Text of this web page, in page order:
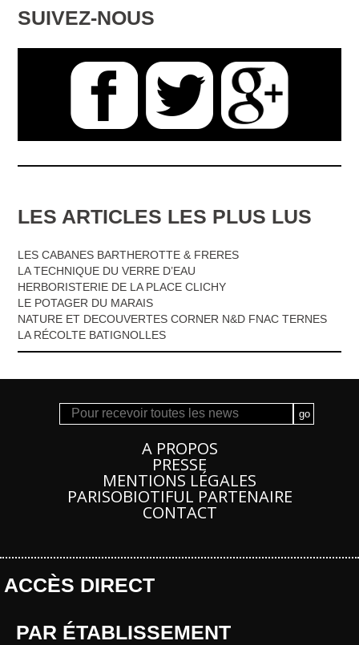
SUIVEZ-NOUS
LES ARTICLES LES PLUS LUS
LES CABANES BARTHEROTTE & FRERES
LA TECHNIQUE DU VERRE D’EAU
HERBORISTERIE DE LA PLACE CLICHY
LE POTAGER DU MARAIS
NATURE ET DECOUVERTES CORNER N&D FNAC TERNES
LA RÉCOLTE BATIGNOLLES
A PROPOS
PRESSE
MENTIONS LÉGALES
PARISOBIOTIFUL PARTENAIRE
CONTACT
ACCÈS DIRECT
PAR ÉTABLISSEMENT